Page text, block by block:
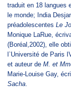
traduit en 18 langues
le monde; India
préadolescentes Le
Monique LaRue,
(Boréal,2002), elle
l`Université de Paris
et auteur de M. et
Marie-Louise Gay,
Sacha.